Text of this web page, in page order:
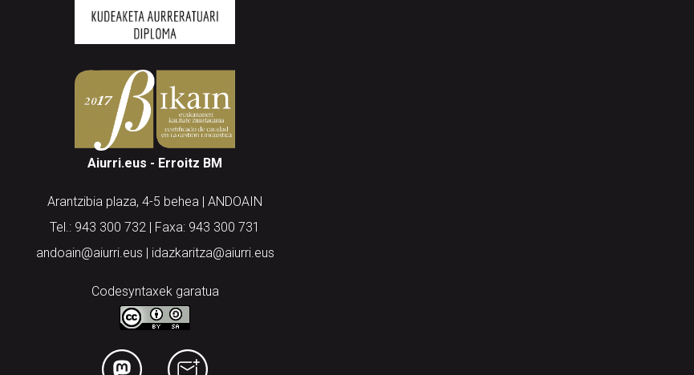
Aiurri.eus - Erroitz BM
Arantzibia plaza, 4-5 behea | ANDOAIN
Tel.: 943 300 732 | Faxa: 943 300 731
andoain@aiurri.eus | idazkaritza@aiurri.eus
Codesyntaxek garatua